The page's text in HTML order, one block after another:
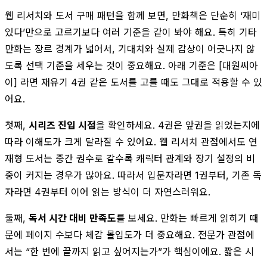
웹 리서치와 도서 구매 패턴을 함께 보면, 만화책은 단순히 ‘재미
있다’만으로 고르기보다 여러 기준을 같이 봐야 해요. 특히 기타
만화는 장르 경계가 넓어서, 기대치와 실제 감상이 어긋나지 않
도록 선택 기준을 세우는 것이 중요해요. 아래 기준은 [대원씨아
이] 라면 재유기 4권 같은 도서를 고를 때도 그대로 적용할 수 있
어요.
첫째, 시리즈 진입 시점을 확인하세요. 4권은 앞권을 읽었는지에
따라 이해도가 크게 달라질 수 있어요. 웹 리서치 관점에서도 연
재형 도서는 중간 권수로 갈수록 캐릭터 관계와 장기 설정의 비
중이 커지는 경우가 많아요. 따라서 입문자라면 1권부터, 기존 독
자라면 4권부터 이어 읽는 방식이 더 자연스러워요.
둘째, 독서 시간 대비 만족도를 보세요. 만화는 빠르게 읽히기 때
문에 페이지 수보다 체감 몰입도가 더 중요해요. 전문가 관점에
서는 “한 번에 끝까지 읽고 싶어지는가”가 핵심이에요. 짧은 시